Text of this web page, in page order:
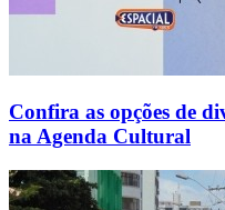
Confira as opções de
na Agenda Cultural